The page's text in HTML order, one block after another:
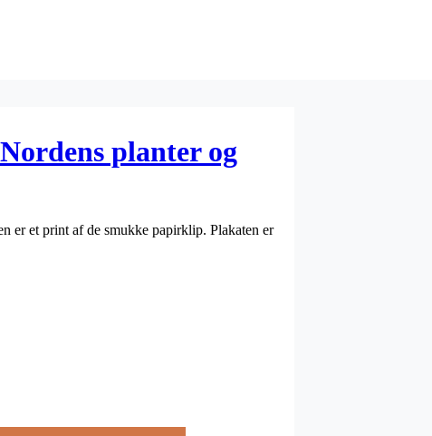
planter og
er et print af de smukke papirklip. Plakaten er